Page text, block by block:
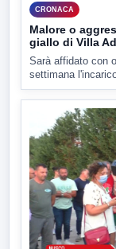
CRONACA
Malore o
giallo di Villa
Sarà affidato con
settimana